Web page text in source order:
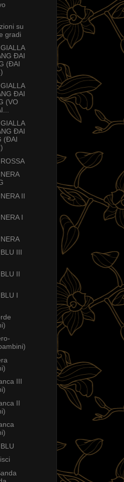
su
gradi
ÐAI
(ÐAI
ÐAI
(VO
ÐAI
(ÐAI
II
I
III
II
I
III
II